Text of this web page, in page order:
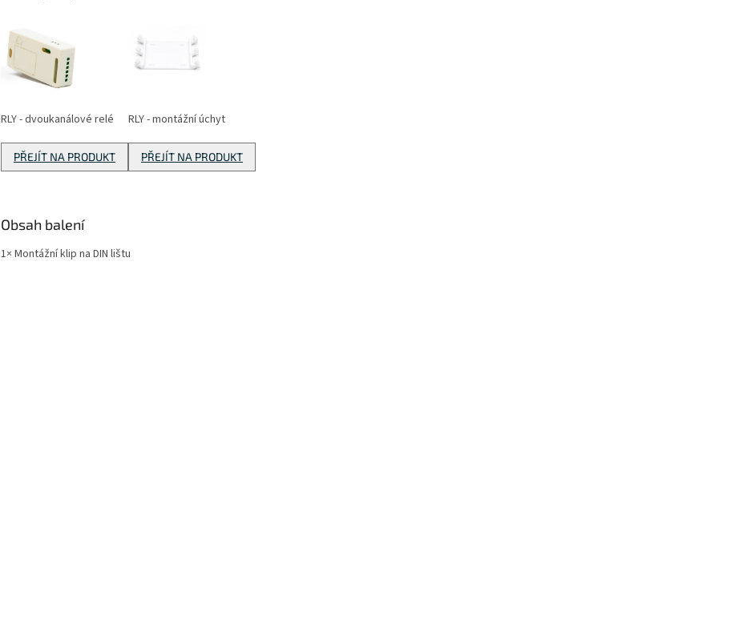
RLY - dvoukanálové relé
PŘEJÍT NA PRODUKT
RLY - montážní úchyt
PŘEJÍT NA PRODUKT
Obsah balení
1× Montážní klip na DIN lištu